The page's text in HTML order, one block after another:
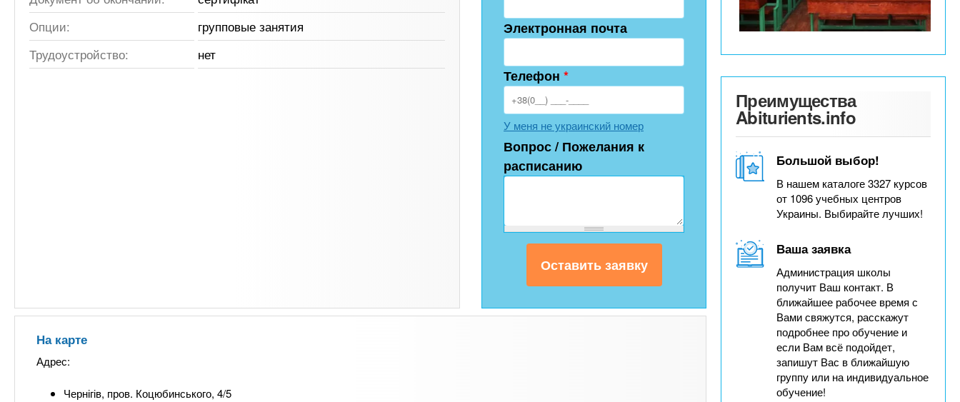
Опции:
групповые занятия
Трудоустройство:
нет
Электронная почта
Телефон *
У меня не украинский номер
Вопрос / Пожелания к
расписанию
На карте
Адрес:
Чернігів, пров. Коцюбинського, 4/5
Преимущества
Abiturients.info
Большой выбор!
В нашем каталоге 3327 курсов
от 1096 учебных центров
Украины. Выбирайте лучших!
Ваша заявка
Администрация школы
получит Ваш контакт. В
ближайшее рабочее время с
Вами свяжутся, расскажут
подробнее про обучение и
если Вам всё подойдет,
запишут Вас в ближайшую
группу или на индивидуальное
обучение!